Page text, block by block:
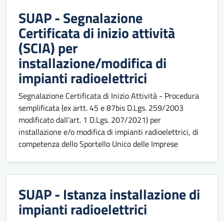
SUAP - Segnalazione
Certificata di inizio attività
(SCIA) per
installazione/modifica di
impianti radioelettrici
Segnalazione Certificata di Inizio Attività - Procedura
semplificata (ex artt. 45 e 87bis D.Lgs. 259/2003
modificato dall’art. 1 D.Lgs. 207/2021) per
installazione e/o modifica di impianti radioelettrici, di
competenza dello Sportello Unico delle Imprese
SUAP - Istanza installazione di
impianti radioelettrici